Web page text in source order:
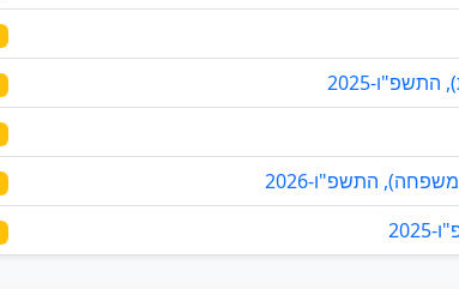
2025
התשפ"ו-2026